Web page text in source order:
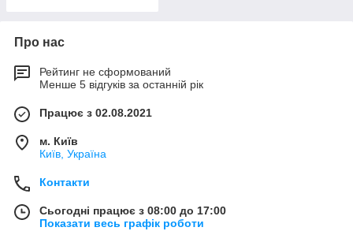
Про нас
Рейтинг не сформований
Менше 5 відгуків за останній рік
Працює з 02.08.2021
м. Київ
Київ, Україна
Контакти
Сьогодні працює з 08:00 до 17:00
Показати весь графік роботи